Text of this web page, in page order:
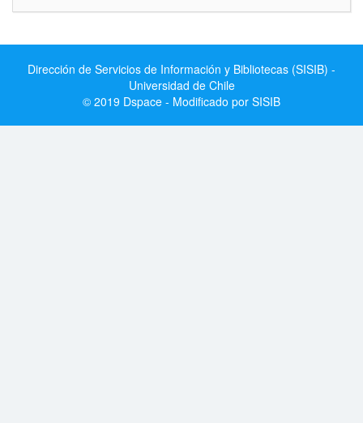
Dirección de Servicios de Información y Bibliotecas (SISIB) -
Universidad de Chile
© 2019 Dspace - Modificado por SISIB